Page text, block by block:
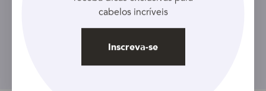
Inscreva-se
cabelos incríveis
Inscreva-se